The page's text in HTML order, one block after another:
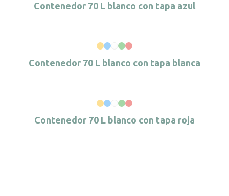
Contenedor 70 L blanco con tapa azul
Contenedor 70 L blanco con tapa blanca
Contenedor 70 L blanco con tapa roja